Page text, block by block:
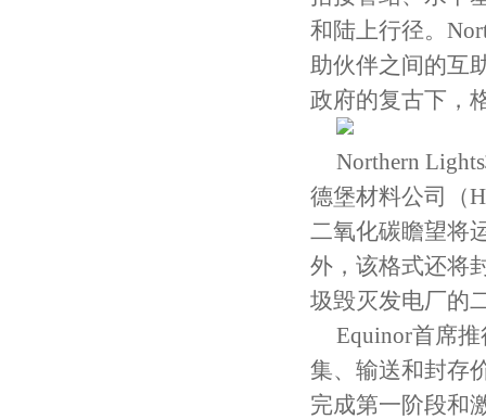
和陆上行径。
助伙伴之间的互
政府的复古下，
Northern
德堡材料公司（
二氧化碳瞻望将
外，该格式还将
圾毁灭发电厂的
Equinor首席
集、输送和封存
完成第一阶段和